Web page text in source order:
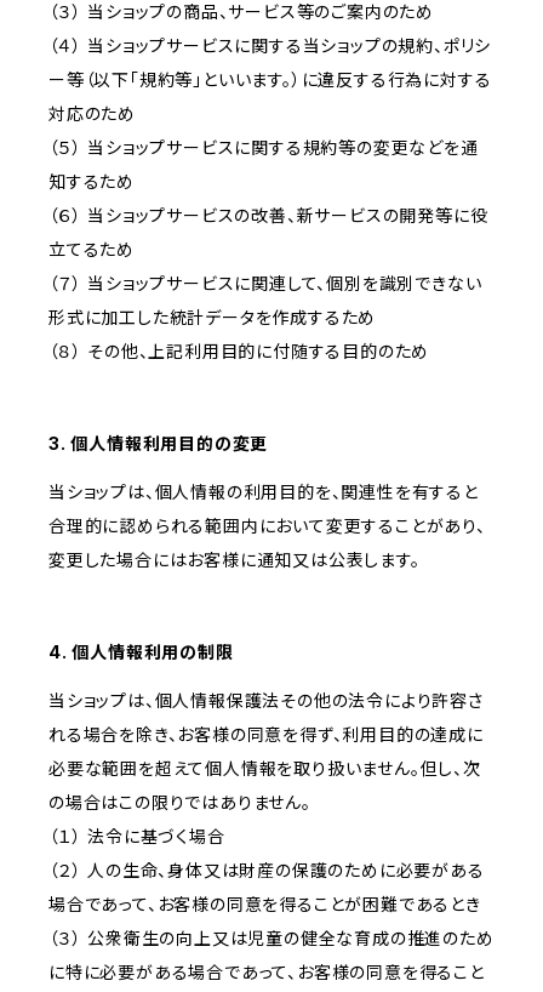
（３） 当ショップの商品、サービス等のご案内のため
（４） 当ショップサービスに関する当ショップの規約、ポリシ
ー等（以下「規約等」といいます。）に違反する行為に対する
対応のため
（５） 当ショップサービスに関する規約等の変更などを通
知するため
（６） 当ショップサービスの改善、新サービスの開発等に役
立てるため
（７） 当ショップサービスに関連して、個別を識別できない
形式に加工した統計データを作成するため
（８） その他、上記利用目的に付随する目的のため
3. 個人情報利用目的の変更
当ショップは、個人情報の利用目的を、関連性を有すると
合理的に認められる範囲内において変更することがあり、
変更した場合にはお客様に通知又は公表します。
4. 個人情報利用の制限
当ショップは、個人情報保護法その他の法令により許容さ
れる場合を除き、お客様の同意を得ず、利用目的の達成に
必要な範囲を超えて個人情報を取り扱いません。但し、次
の場合はこの限りではありません。
（１） 法令に基づく場合
（２） 人の生命、身体又は財産の保護のために必要がある
場合であって、お客様の同意を得ることが困難であるとき
（３） 公衆衛生の向上又は児童の健全な育成の推進のため
に特に必要がある場合であって、お客様の同意を得ること